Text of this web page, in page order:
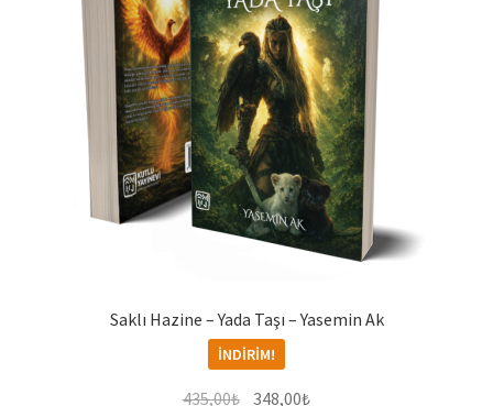
Saklı Hazine – Yada Taşı – Yasemin Ak
İNDIRIM!
435,00₺ Orijinal
348,00₺Şu